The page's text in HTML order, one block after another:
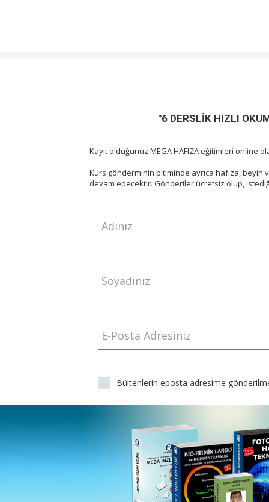
"6 DERSLİK HIZLI
Kayıt olduğunuz MEGA HAFIZA eğitimleri
Kurs gönderminin bitiminde ayrıca hafıza,
devam edecektir. Gönderiler ücretsiz olup,
Adınız
Soyadınız
E-Posta Adresiniz
Bültenlerin eposta adresime